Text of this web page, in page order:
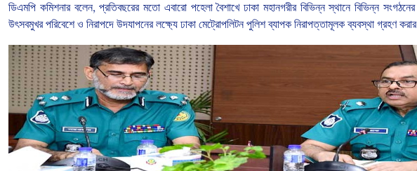
ডিএমপি কমিশনার বলেন,প্রতিবছরের মতো এবারো পহেলা বৈশাখে ঢাকা মহানগরীর বিভিন্ন স্থানে বিভিন্ন সংগঠনের
উৎসবমুখর পরিবেশে ও নিরাপদে উদযাপনের লক্ষ্যে ঢাকা মেট্রোপলিটন পুলিশ ব্যাপক নিরাপত্তামূলক ব্যবস্থা গ্রহণ করার